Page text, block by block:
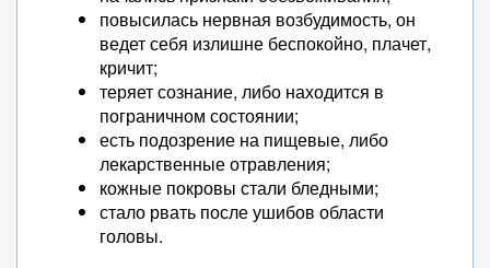
повысилась нервная возбудимость, он
ведет себя излишне беспокойно, плачет,
кричит;
теряет сознание, либо находится в
пограничном состоянии;
есть подозрение на пищевые, либо
лекарственные отравления;
кожные покровы стали бледными;
стало рвать после ушибов области
головы.